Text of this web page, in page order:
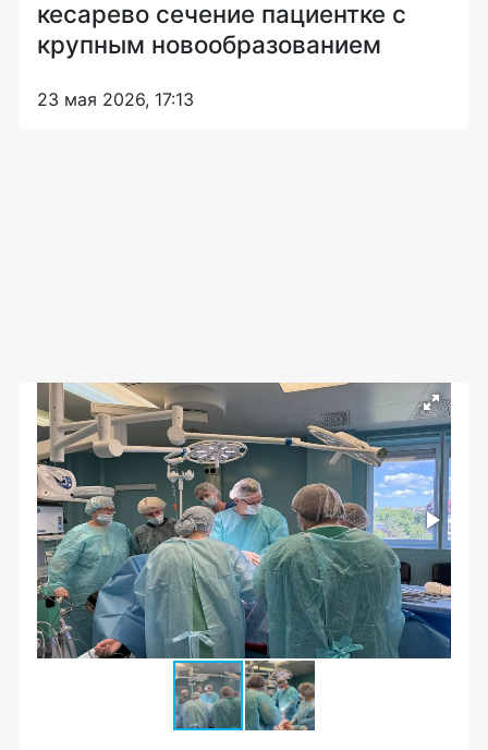
кесарево сечение пациентке с
крупным новообразованием
23 мая 2026, 17:13